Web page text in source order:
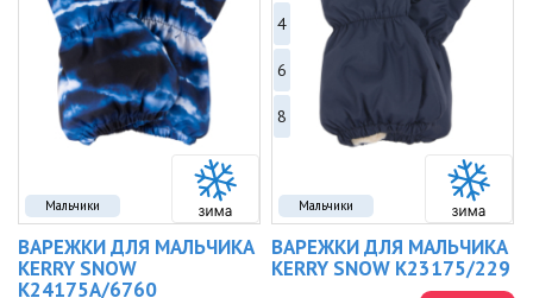
Мальчики
ВАРЕЖКИ ДЛЯ МАЛЬЧИКА
KERRY SNOW
K24175A/6760
Мальчики
4
6
8
ВАРЕЖКИ ДЛЯ МАЛЬЧИКА
KERRY SNOW K23175/229